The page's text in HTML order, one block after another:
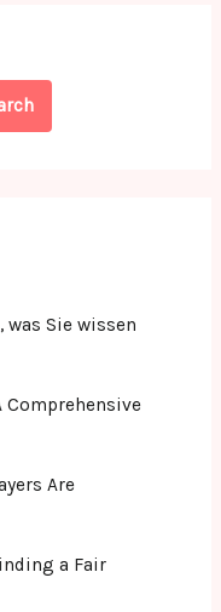
was Sie wissen
Comprehensive
Are
a Fair